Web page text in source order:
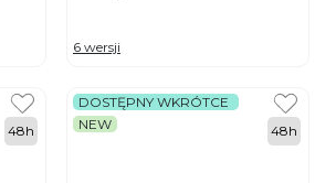
6 wersji
48h
DOSTĘPNY WKRÓTCE
NEW
48h